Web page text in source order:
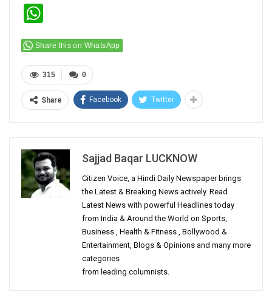
Share this on WhatsApp
0
315
Share Facebook Twitter
Sajjad Baqar LUCKNOW
Citizen Voice, a Hindi Daily Newspaper brings
the Latest & Breaking News actively. Read
Latest News with powerful Headlines today
from India & Around the World on Sports,
Business , Health & Fitness , Bollywood &
Entertainment, Blogs & Opinions and many more
categories
from leading columnists.